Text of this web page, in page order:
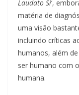
Laudato Si‘,
matéria de
uma visão
incluindo críticas
humanos, além
ser humano com
humana.